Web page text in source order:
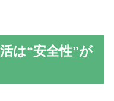
は“安全性”が